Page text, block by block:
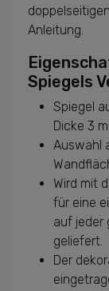
Anleitung.
Spiegels
Spiegel
Dicke 3
Auswahl
Wird mit
für eine
auf jeder
geliefert.
Der